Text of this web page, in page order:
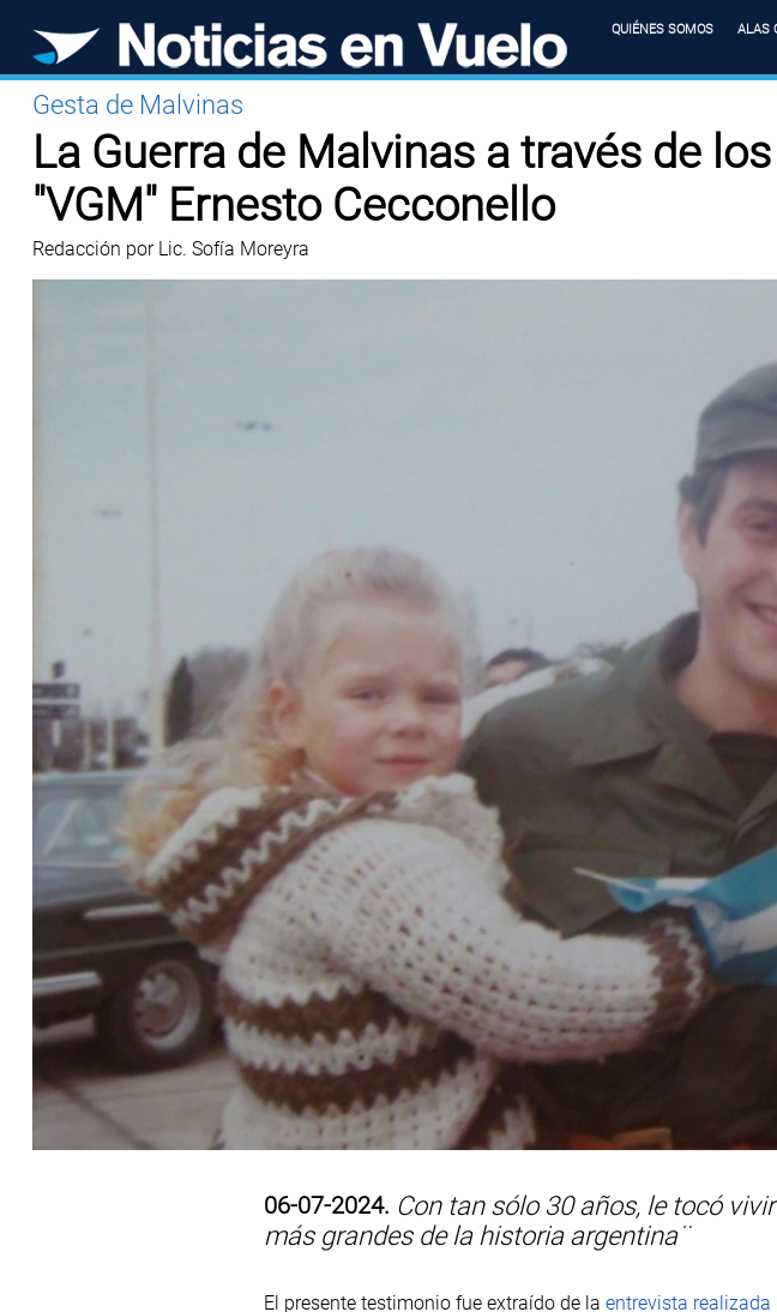
QUIÉNES SOMOS ALAS
Gesta de Malvinas
La Guerra de Malvinas a través de
"VGM" Ernesto Cecconello
Redacción por Lic. Sofía Moreyra
06-07-2024. Con tan sólo 30 años, le tocó
más grandes de la historia argentina¨
El presente testimonio fue extraído de laentrevista realizada